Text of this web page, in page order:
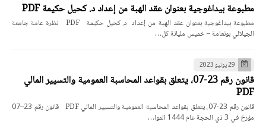
مطبوعة بيداغوجية بعنوان عقد الهبة من إعداد د. كحيل حكيمة PDF
مطبوعة بيداغوجية بعنوان عقد الهبة من إعداد د. كحيل حكيمة PDF نظرة عامة جامعة
الجيلالي بونعامة – خميس مليانة كل…
29 يونيو 2023
قانون رقم 23-07، يتعلق بقواعد المحاسبة العمومية والتسيير المالي
PDF
قانون رقم 23-07، يتعلق بقواعد المحاسبة العمومية والتسيير المالي PDF قانون رقم 23–07
مؤرخ في 3 ذي الحجة عام 1444 الموا…